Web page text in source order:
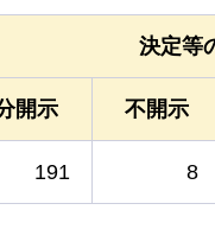
決定等
開示 不開示
191 8